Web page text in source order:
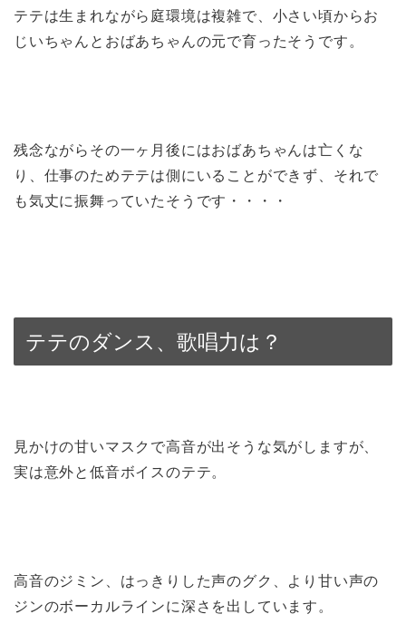
テテは生まれながら庭環境は複雑で、小さい頃からお
じいちゃんとおばあちゃんの元で育ったそうです。
残念ながらその一ヶ月後にはおばあちゃんは亡くな
り、仕事のためテテは側にいることができず、それで
も気丈に振舞っていたそうです・・・・
テテのダンス、歌唱力は？
見かけの甘いマスクで高音が出そうな気がしますが、
実は意外と低音ボイスのテテ。
高音のジミン、はっきりした声のグク、より甘い声の
ジンのボーカルラインに深さを出しています。